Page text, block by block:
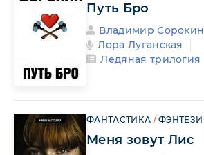
Путь Бро
Владимир Сорокин
Лора Луганская
Ледяная трилогия
ФАНТАСТИКА /ФЭНТЕЗИ
Меня зовут Лис